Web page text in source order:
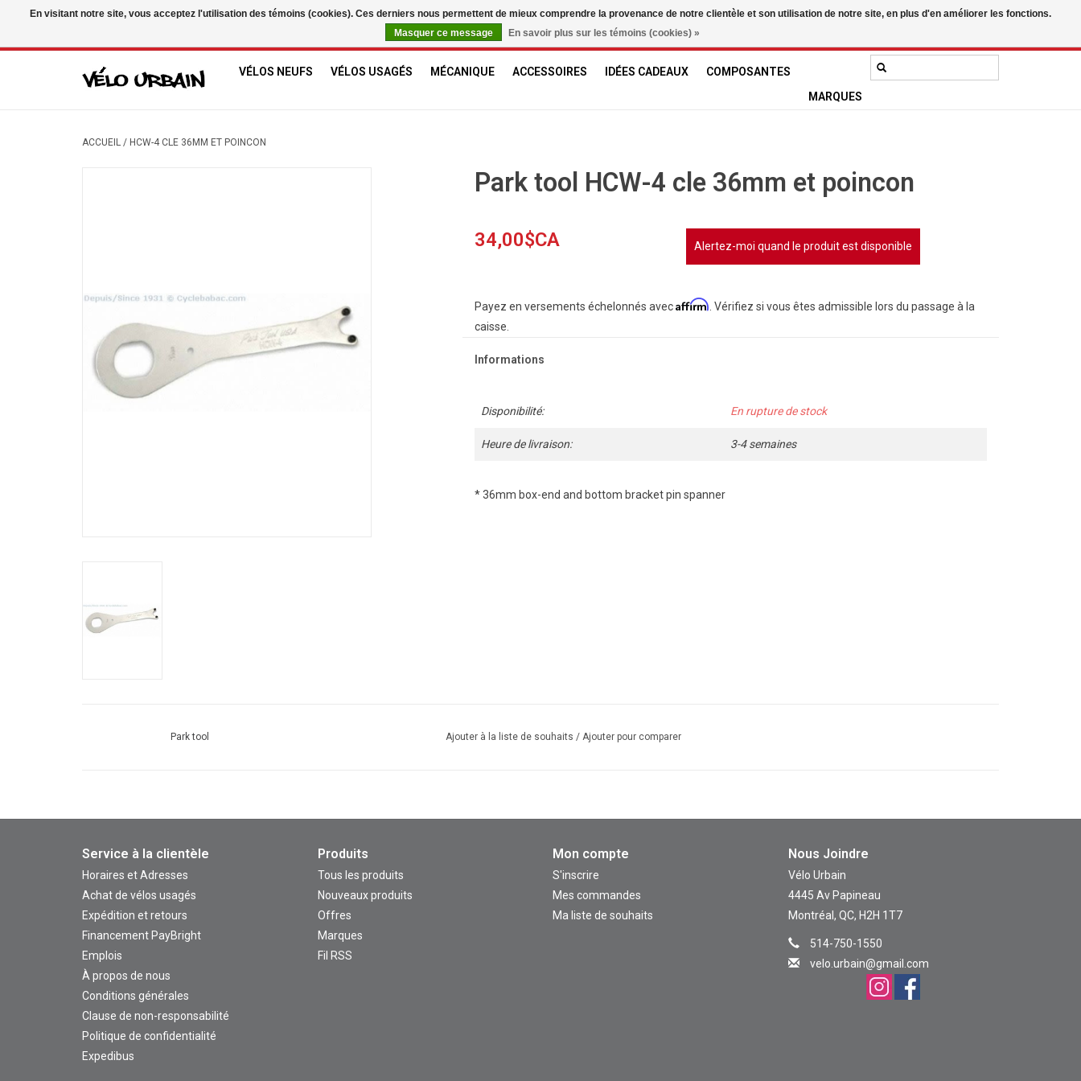
VÉLOS NEUFS VÉLOS USAGÉS MÉCANIQUE ACCESSOIRES IDÉES CADEAUX
COMPOSANTES
MARQUES
ACCUEIL / HCW-4 CLE 36MM ET POINCON
Park tool HCW-4 cle 36mm et poincon
34,00$CA Alertez-moi quand le produit est disponible
Payez en versements échelonnés avecAffirm. Vérifiez si vous êtes admissible lors du passage à la
caisse.
Informations
Disponibilité: En rupture de stock
Heure de livraison: 3-4 semaines
* 36mm box-end and bottom bracket pin spanner
Park tool Ajouter à la liste de souhaits / Ajouter pour comparer
Service à la clientèle
Horaires et Adresses
Achat de vélos usagés
Expédition et retours
Financement PayBright
Emplois
À propos de nous
Conditions générales
Clause de non-responsabilité
Politique de confidentialité
Expedibus
Produits
Tous les produits
Nouveaux produits
Offres
Marques
Fil RSS
Mon compte
S'inscrire
Mes commandes
Ma liste de souhaits
Nous Joindre
Vélo Urbain
4445 Av Papineau
Montréal, QC, H2H 1T7
514-750-1550
velo.urbain@gmail.com
En visitant notre site, vous acceptez l'utilisation des témoins (cookies). Ces derniers nous permettent de mieux comprendre la provenance de notre clientèle et son utilisation de notre site, en plus d'en améliorer les fonctions.
Masquer ce message
En savoir plus sur les témoins (cookies) »